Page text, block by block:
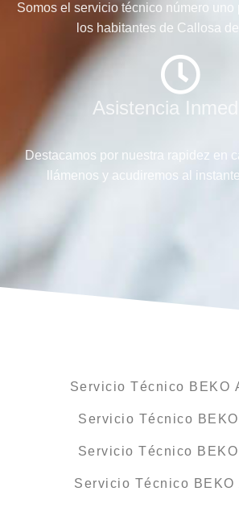
Somos el servicio técnico número uno
los habitantes de Callosa
Asistencia
Destacamos por nuestra rapidez en
llámenos y acudiremos al
Servicio Técnico BEKO
Servicio Técnico
Servicio Técnico
Servicio Técnico BEKO